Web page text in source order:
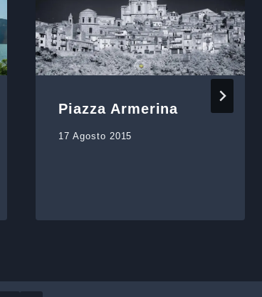
Piazza Armerina
17 Agosto 2015